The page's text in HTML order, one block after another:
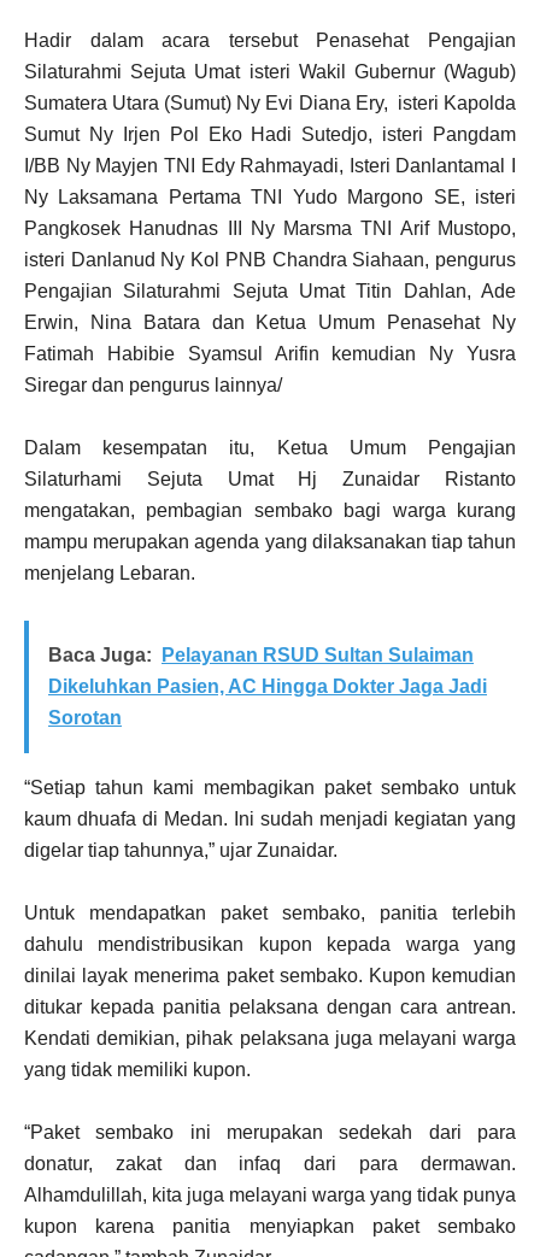
Hadir dalam acara tersebut Penasehat Pengajian
Silaturahmi Sejuta Umat isteri Wakil Gubernur (Wagub)
Sumatera Utara (Sumut) Ny Evi Diana Ery, isteri Kapolda
Sumut Ny Irjen Pol Eko Hadi Sutedjo, isteri Pangdam
I/BB Ny Mayjen TNI Edy Rahmayadi, Isteri Danlantamal I
Ny Laksamana Pertama TNI Yudo Margono SE, isteri
Pangkosek Hanudnas III Ny Marsma TNI Arif Mustopo,
isteri Danlanud Ny Kol PNB Chandra Siahaan, pengurus
Pengajian Silaturahmi Sejuta Umat Titin Dahlan, Ade
Erwin, Nina Batara dan Ketua Umum Penasehat Ny
Fatimah Habibie Syamsul Arifin kemudian Ny Yusra
Siregar dan pengurus lainnya/
Dalam kesempatan itu, Ketua Umum Pengajian
Silaturhami Sejuta Umat Hj Zunaidar Ristanto
mengatakan, pembagian sembako bagi warga kurang
mampu merupakan agenda yang dilaksanakan tiap tahun
menjelang Lebaran.
Baca Juga:
Pelayanan RSUD Sultan Sulaiman
Dikeluhkan Pasien, AC Hingga Dokter Jaga Jadi
Sorotan
“Setiap tahun kami membagikan paket sembako untuk
kaum dhuafa di Medan. Ini sudah menjadi kegiatan yang
digelar tiap tahunnya,” ujar Zunaidar.
Untuk mendapatkan paket sembako, panitia terlebih
dahulu mendistribusikan kupon kepada warga yang
dinilai layak menerima paket sembako. Kupon kemudian
ditukar kepada panitia pelaksana dengan cara antrean.
Kendati demikian, pihak pelaksana juga melayani warga
yang tidak memiliki kupon.
“Paket sembako ini merupakan sedekah dari para
donatur, zakat dan infaq dari para dermawan.
Alhamdulillah, kita juga melayani warga yang tidak punya
kupon karena panitia menyiapkan paket sembako